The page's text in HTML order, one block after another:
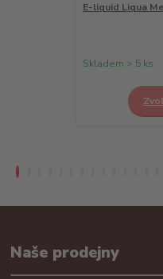
E-liquid Liqua
Skladem > 5 ks
Naše prodejny